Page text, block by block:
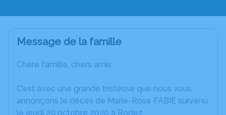
Message de la famille
Chère famille, chers amis,
C’est avec une grande tristesse que nous vous
annonçons le décès de Marie-Rose FABIE survenu
le jeudi 29 octobre 2020 à Rodez.